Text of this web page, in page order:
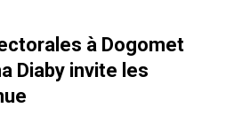
à Dogomet
Diaby invite les